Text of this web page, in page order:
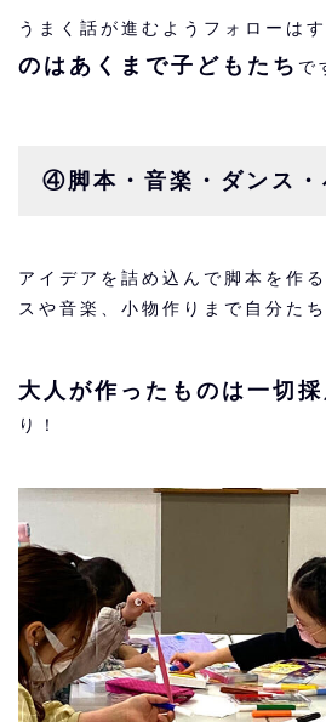
うまく話が進むようフォローはす
のはあくまで子どもたち で
④脚本・音楽・ダンス・
アイデアを詰め込んで脚本を作
スや音楽、小物作りまで自分た
大人が作ったものは一切
り！